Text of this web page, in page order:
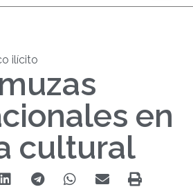
ilícito
en
cultural